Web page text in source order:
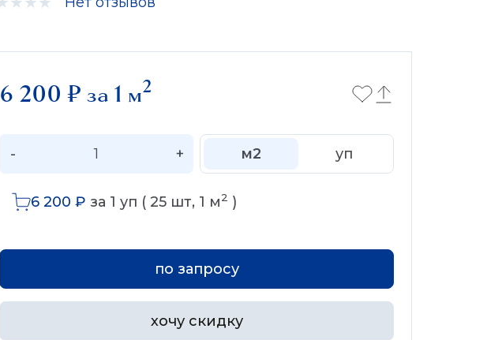
6 200 ₽ за 1 м2
- + м2 уп
6 200 ₽ за 1 уп ( 25 шт, 1 м2 )
по запросу
хочу скидку